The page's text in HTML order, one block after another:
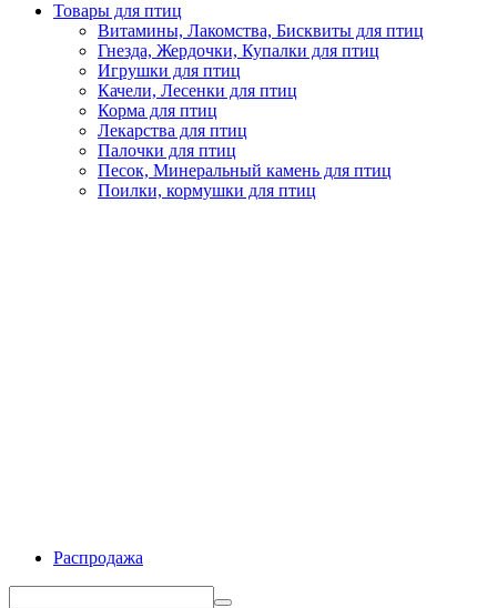
Товары для птиц
Витамины, Лакомства, Бисквиты для птиц
Гнезда, Жердочки, Купалки для птиц
Игрушки для птиц
Качели, Лесенки для птиц
Корма для птиц
Лекарства для птиц
Палочки для птиц
Песок, Минеральный камень для птиц
Поилки, кормушки для птиц
Распродажа